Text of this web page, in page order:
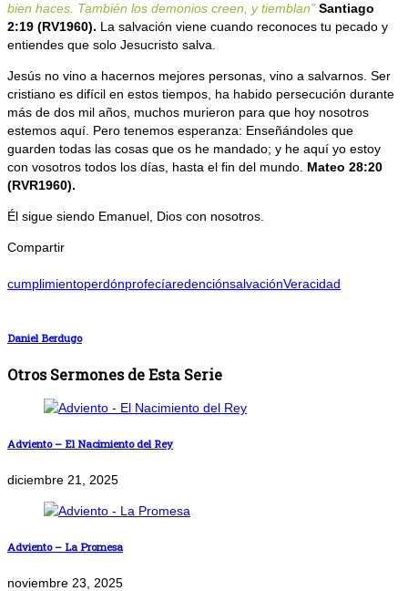
bien haces. También los demonios creen, y tiemblan” Santiago
2:19 (RV1960). La salvación viene cuando reconoces tu pecado y
entiendes que solo Jesucristo salva.
Jesús no vino a hacernos mejores personas, vino a salvarnos. Ser
cristiano es difícil en estos tiempos, ha habido persecución durante
más de dos mil años, muchos murieron para que hoy nosotros
estemos aquí. Pero tenemos esperanza: Enseñándoles que
guarden todas las cosas que os he mandado; y he aquí yo estoy
con vosotros todos los días, hasta el fin del mundo. Mateo 28:20
(RVR1960).
Él sigue siendo Emanuel, Dios con nosotros.
Compartir
cumplimientoperdónprofecíaredenciónsalvaciónVeracidad
Daniel Berdugo
Otros Sermones de Esta Serie
Adviento – El Nacimiento del Rey
diciembre 21, 2025
Adviento – La Promesa
noviembre 23, 2025